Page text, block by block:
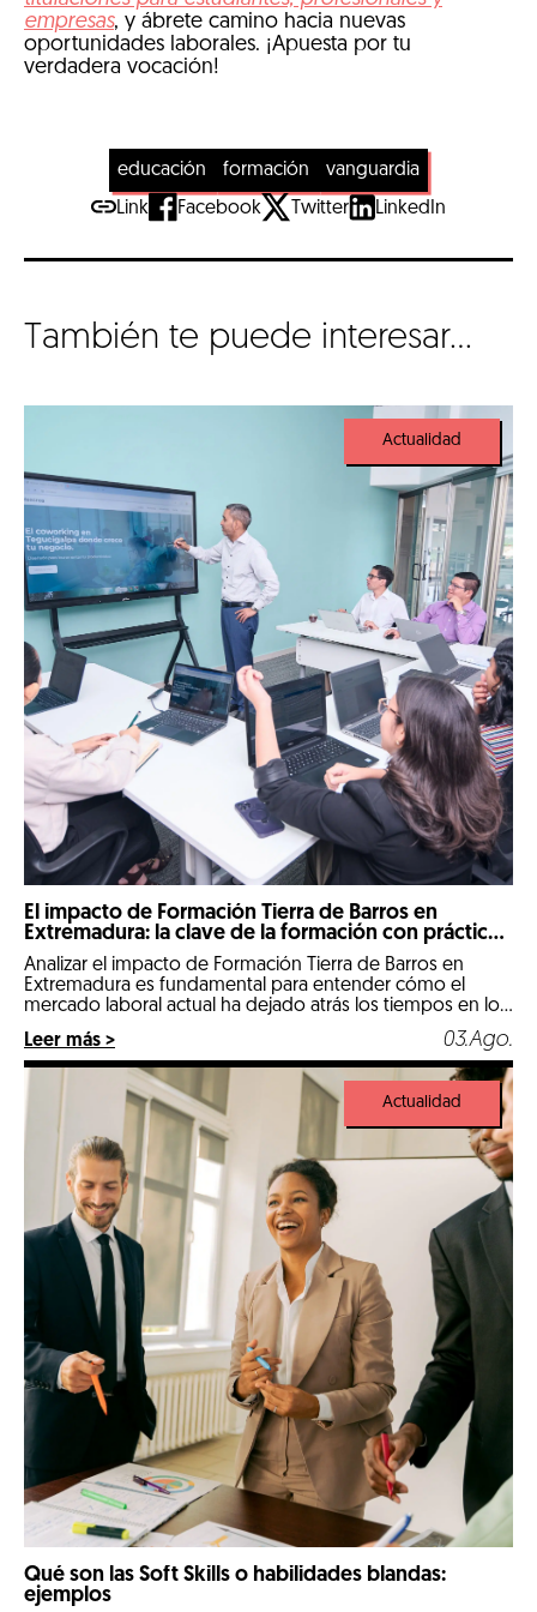
empresas, y ábrete camino hacia nuevas
oportunidades laborales. ¡Apuesta por tu
verdadera vocación!
educación formación
vanguardia
Link
Facebook Twitter LinkedIn
También te puede interesar...
Actualidad
El impacto de Formación Tierra de Barros en
Extremadura: la clave de la formación con prácticas
reales
Analizar el impacto de Formación Tierra de Barros en
Extremadura es fundamental para entender cómo el
mercado laboral actual ha dejado atrás los tiempos en los
que un expediente puramente teórico abría las puertas
de las mejores empresas. Llegados a 2026, nos
encontramos en un escenario hipercompetitivo, marcado
por la digitalización de la industria y […]
Leer más > 03.Ago.
Actualidad
Qué son las Soft Skills o habilidades blandas:
ejemplos